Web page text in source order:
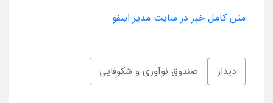
متن کامل خبر در سایت مدیر اینفو
دیدار صندوق نوآوری و شکوفایی